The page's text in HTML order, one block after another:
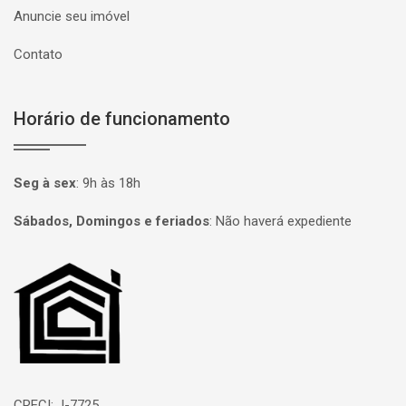
Anuncie seu imóvel
Contato
Horário de funcionamento
Seg à sex: 9h às 18h
Sábados, Domingos e feriados: Não haverá expediente
Página inicial